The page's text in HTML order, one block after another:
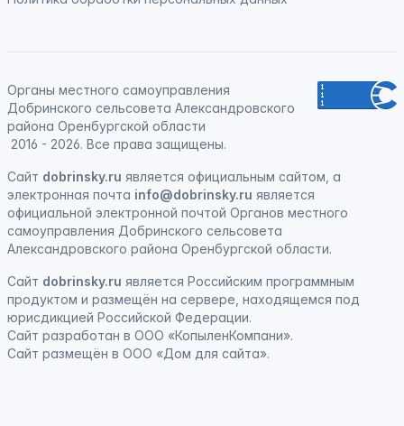
Органы местного самоуправления
Добринского сельсовета Александровского
района Оренбургской области
2016 - 2026. Все права защищены.
Сайт dobrinsky.ru является официальным сайтом, а
электронная почта info@dobrinsky.ru является
официальной электронной почтой Органов местного
самоуправления Добринского сельсовета
Александровского района Оренбургской области.
Сайт dobrinsky.ru является Российским программным
продуктом и размещён на сервере, находящемся под
юрисдикцией Российской Федерации.
Сайт разработан в ООО «КопыленКомпани».
Сайт размещён в ООО «Дом для сайта».